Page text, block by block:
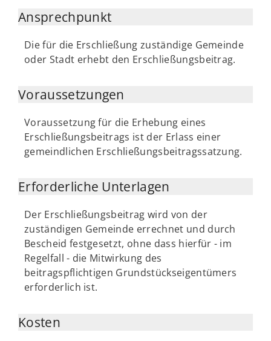
Ansprechpunkt
Die für die Erschließung zuständige Gemeinde
oder Stadt erhebt den Erschließungsbeitrag.
Voraussetzungen
Voraussetzung für die Erhebung eines
Erschließungsbeitrags ist der Erlass einer
gemeindlichen Erschließungsbeitragssatzung.
Erforderliche Unterlagen
Der Erschließungsbeitrag wird von der
zuständigen Gemeinde errechnet und durch
Bescheid festgesetzt, ohne dass hierfür - im
Regelfall - die Mitwirkung des
beitragspflichtigen Grundstückseigentümers
erforderlich ist.
Kosten